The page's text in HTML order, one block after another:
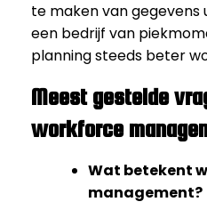
te maken van
een bedrijf van
planning steeds beter
Meest gestelde
workforce
Wat betekent
management?